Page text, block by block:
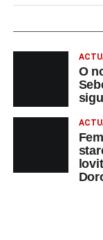
Potrivit
09:39, Poliția
SNUAU 112,
rutier soldat cu
La fața locului
stabilit că un
motocicletă pe
fi surprins și
care traversa
În urma
O